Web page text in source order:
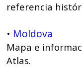
referencia
• Moldova
Mapa e
Atlas.